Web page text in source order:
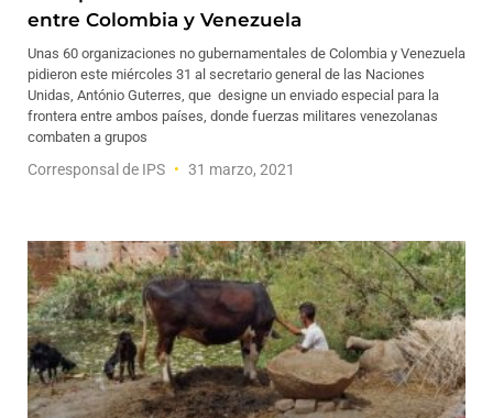
entre Colombia y Venezuela
Unas 60 organizaciones no gubernamentales de Colombia y Venezuela
pidieron este miércoles 31 al secretario general de las Naciones
Unidas, António Guterres, que designe un enviado especial para la
frontera entre ambos países, donde fuerzas militares venezolanas
combaten a grupos
Corresponsal de IPS 31 marzo, 2021